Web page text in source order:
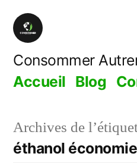
Aller
contenu
Consommer
Accueil Blog
Archives de
éthanol économie